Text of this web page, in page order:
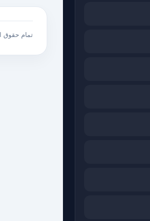
تمام حقوق